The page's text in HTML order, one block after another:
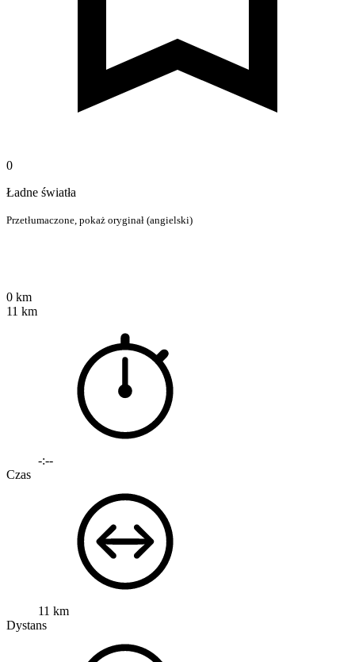
0
Ładne światła
Przetłumaczone, pokaż oryginał (angielski)
0 km
11 km
-:--
Czas
11 km
Dystans